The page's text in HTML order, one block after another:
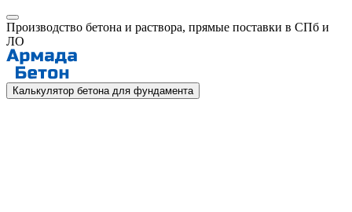
Производство бетона и раствора, прямые поставки в СПб и
ЛО
Калькулятор бетона для фундамента